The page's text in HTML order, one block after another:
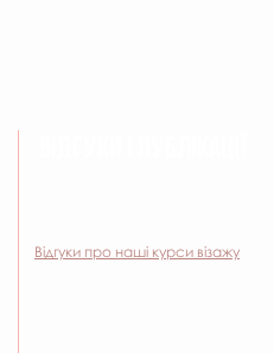
Відгуки про наші курси візажу